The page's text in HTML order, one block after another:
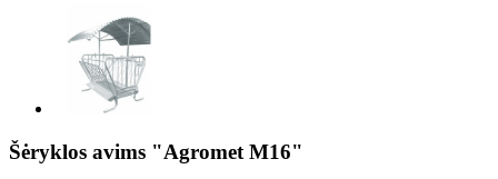
Šėryklos avims "Agromet M16"